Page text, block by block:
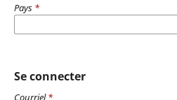
Pays *
Se connecter
Courriel*